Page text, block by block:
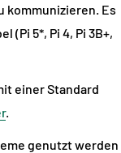
kommunizieren. Es
(Pi 5*, Pi 4, Pi 3B+,
einer Standard
.
genutzt werden